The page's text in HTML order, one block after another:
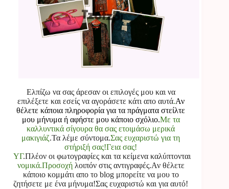
Ελπίζω να σας άρεσαν οι επιλογές μου και να
επιλέξετε και εσείς να αγοράσετε κάτι απο αυτά.Αν
θέλετε κάποια πληροφορία για τα πράγματα στείλτε
μου μήνυμα ή αφήστε μου κάποιο σχόλιο.Με τα
καλλυντικά σίγουρα θα σας ετοιμάσω μερικά
μακιγιάζ.Τα λέμε σύντομα.Σας ευχαριστώ για τη
στήριξή σας!Γεια σας!
ΥΓ.Πλέον οι φωτογραφίες και τα κείμενα καλύπτονται
νομικά.Προσοχήλοιπόν στις αντιγραφές.Αν θέλετε
κάποιο κομμάτι απο το blog μπορείτε να μου το
ζητήσετε με ένα μήνυμα!Σας ευχαριστώ και για αυτό!